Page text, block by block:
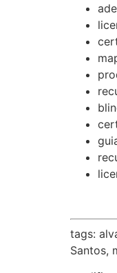
tags:
Santos,